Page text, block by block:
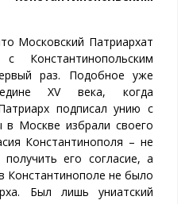
Московский Патриархат
Константинопольским
раз. Подобное уже
XV века, когда
подписал унию с
в Москве избрали своего
Константинополя – не
его согласие, а
Константинополе не было
Был лишь униатский